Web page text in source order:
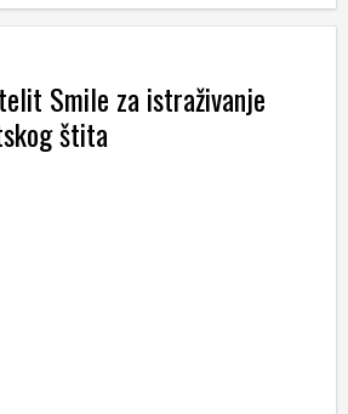
Smile za istraživanje
štita